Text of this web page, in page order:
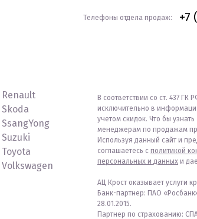
Телефоны отдела продаж: +7
Renault
Skoda
SsangYong
Suzuki
Toyota
Volkswagen
В соответствии со ст. 437
исключительно в
учетом скидок. Что бы
менеджерам по продажам
Используя данный сайт и
соглашаетесь с политикой
персональных и данных и
АЦ Крост оказывает услуги
Банк-партнер: ПАО
28.01.2015.
Партнер по страхованию: